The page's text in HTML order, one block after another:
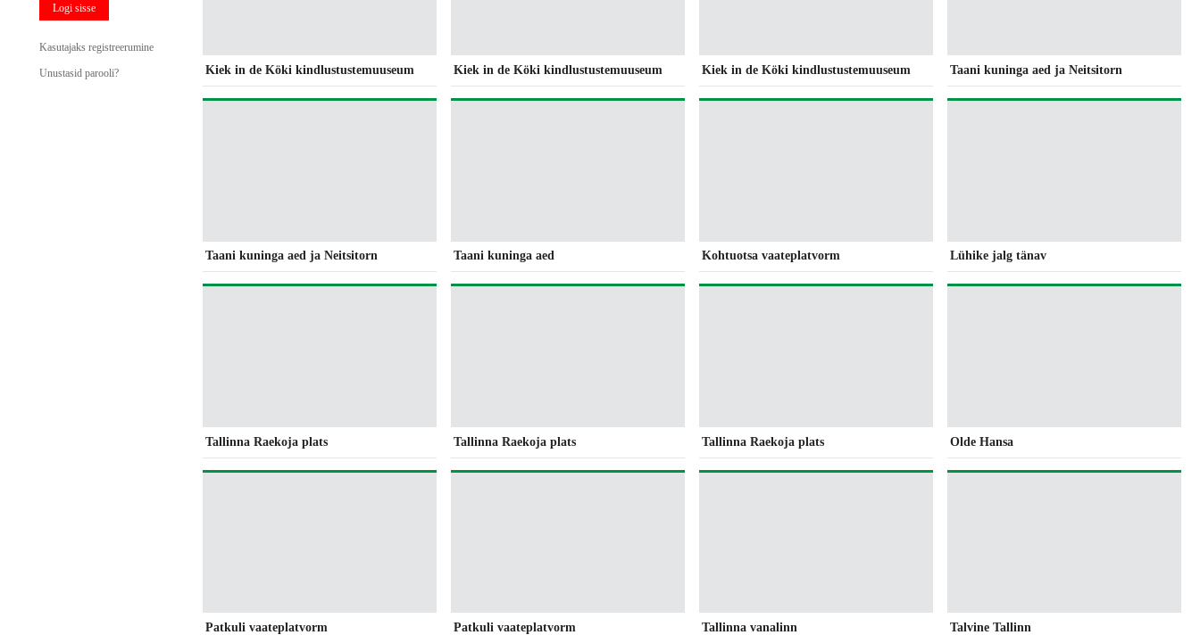
Logi sisse
Kasutajaks registreerumine
Unustasid parooli? Kiek in de Köki kindlustustemuuseum Kiek in de Köki kindlustustemuuseum Kiek in de Köki kindlustustemuuseum Taani kuninga aed ja Neitsitorn
Taani kuninga aed ja Neitsitorn Taani kuninga aed Kohtuotsa vaateplatvorm Lühike jalg tänav
Tallinna Raekoja plats Tallinna Raekoja plats Tallinna Raekoja plats Olde Hansa
Patkuli vaateplatvorm Patkuli vaateplatvorm Tallinna vanalinn Talvine Tallinn